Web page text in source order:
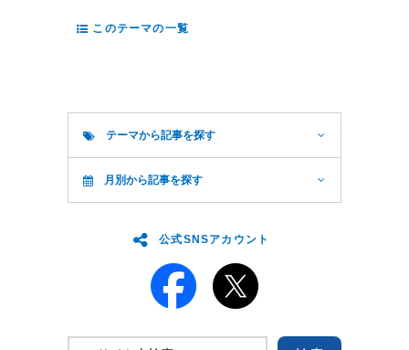
このテーマの一覧
テーマから記事を探す
月別から記事を探す
公式SNSアカウント